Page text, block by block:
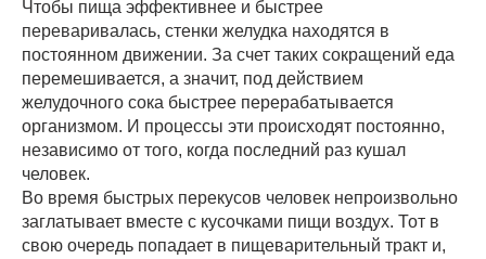
Чтобы пища эффективнее и быстрее
переваривалась, стенки желудка находятся в
постоянном движении. За счет таких сокращений еда
перемешивается, а значит, под действием
желудочного сока быстрее перерабатывается
организмом. И процессы эти происходят постоянно,
независимо от того, когда последний раз кушал
человек.
Во время быстрых перекусов человек непроизвольно
заглатывает вместе с кусочками пищи воздух. Тот в
свою очередь попадает в пищеварительный тракт и,